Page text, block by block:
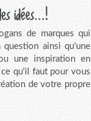
idées...!
de marques qui
ainsi qu'une
une inspiration en
qu'il faut pour vous
de votre propre